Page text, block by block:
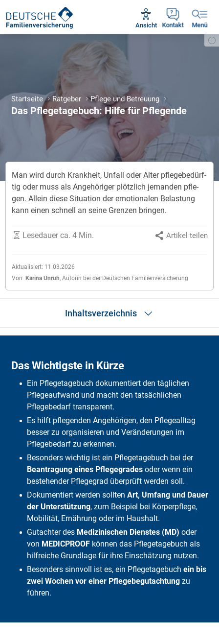
Kontakt
Ansicht Menü
Mo - Fr 09:00 - 18:30 Uhr
Startseite Ratgeber Pflege und Betreuung
Das Pflegetagebuch: Hilfe für Pflegende
Man wird durch Krank­heit, Un­fall oder Al­ter pfle­ge­be­dürf­
tig oder muss als An­ge­hö­ri­ger plötz­lich je­man­den pfle­
gen. Al­lein die­se Si­tu­a­ti­on der emo­tio­nalen Be­las­tung
kann einen schnell an sei­ne Gren­zen brin­gen.
Aktualisiert: 11.03.2026
Von
Karina Unruh, Autorin bei der Deutschen Familienversicherung
Lesedauer ca. 4 Min. Artikel teilen
Inhaltsverzeichnis
Voraussetzungen
Wie wird ein Pflegetagebuch richtig geführt?
Wie prüft die Pflegekasse meine Pflegebedürftigkeit?
Häufige Fragen
Das Wichtigste in Kürze
Ein Pflegetagebuch dokumentiert den täglichen
Pflegeaufwand und macht den tatsächlichen
Pflegebedarf transparent.
Es hilft pflegenden Angehörigen, den Pflegealltag
besser zu organisieren und Veränderungen im
Pflegebedarf zu erkennen.
Besonders wichtig ist ein Pflegetagebuch bei der
Beantragung eines Pflegegradesoder wenn ein
bestehender Pflegegrad überprüft werden soll.
Dokumentiert werden sollten Art, Umfang und Dauer
der Unterstützung, zum Beispiel bei Körperpflege,
Mobilität, Ernährung oder im Haushalt.
Gutachter des Medizinischen Dienstes (MD) oder
von MEDICPROOFkönnen das Pflegetagebuch als
hilfreiche Grundlage für ihre Einschätzung nutzen.
Besonders sinnvoll ist es, ein Pflegetagebuch ein bis
zwei Wochen vor einer Pflegebegutachtungzu
führen.